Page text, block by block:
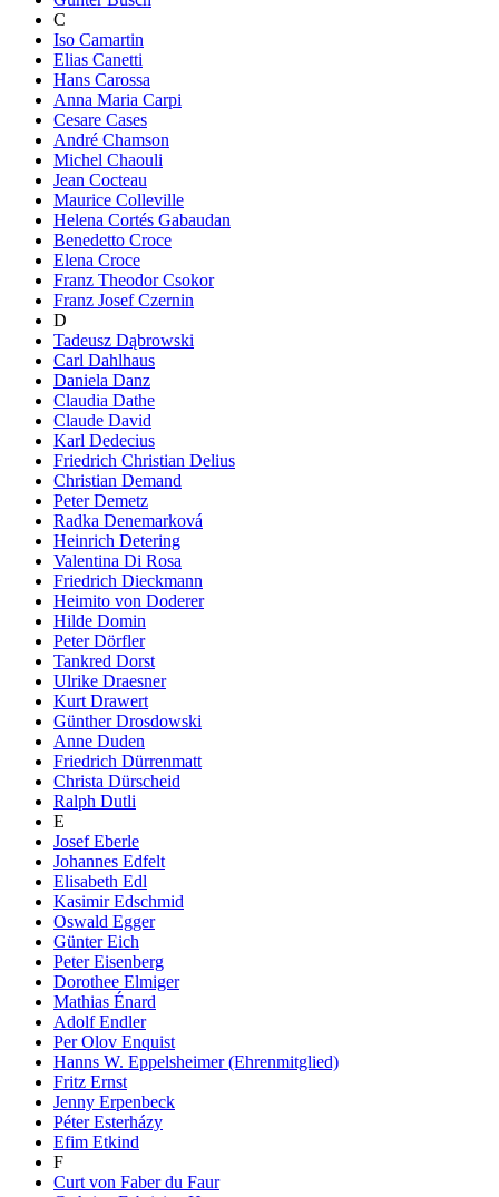
C
Iso Camartin
Elias Canetti
Hans Carossa
Anna Maria Carpi
Cesare Cases
André Chamson
Michel Chaouli
Jean Cocteau
Maurice Colleville
Helena Cortés Gabaudan
Benedetto Croce
Elena Croce
Franz Theodor Csokor
Franz Josef Czernin
D
Tadeusz Dąbrowski
Carl Dahlhaus
Daniela Danz
Claudia Dathe
Claude David
Karl Dedecius
Friedrich Christian Delius
Christian Demand
Peter Demetz
Radka Denemarková
Heinrich Detering
Valentina Di Rosa
Friedrich Dieckmann
Heimito von Doderer
Hilde Domin
Peter Dörfler
Tankred Dorst
Ulrike Draesner
Kurt Drawert
Günther Drosdowski
Anne Duden
Friedrich Dürrenmatt
Christa Dürscheid
Ralph Dutli
E
Josef Eberle
Johannes Edfelt
Elisabeth Edl
Kasimir Edschmid
Oswald Egger
Günter Eich
Peter Eisenberg
Dorothee Elmiger
Mathias Énard
Adolf Endler
Per Olov Enquist
Hanns W. Eppelsheimer (Ehrenmitglied)
Fritz Ernst
Jenny Erpenbeck
Péter Esterházy
Efim Etkind
F
Curt von Faber du Faur